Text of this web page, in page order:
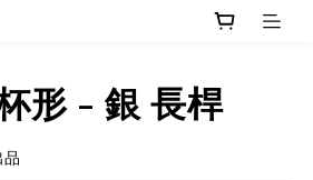
形 - 銀 長桿